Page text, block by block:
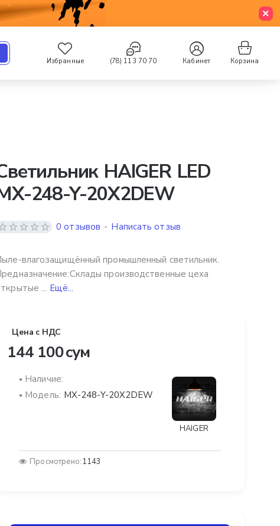
Избранные (78) 113 70 70 Кабинет Корзина
HAIGER LED
248-Y-20X2DEW
влагозащищённый промышленный светильник.
производственные цеха
... Ещё...
0 отзывов - Написать отзыв
Цена с НДС
144 100 сум
Наличие:
Модель: MX-248-Y-20X2DEW
HAIGER
Просмотрено:1143